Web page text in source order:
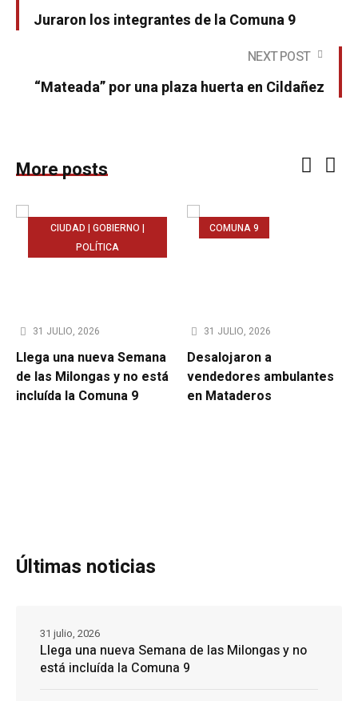
Juraron los integrantes de la Comuna 9
NEXT POST
“Mateada” por una plaza huerta en Cildañez
More posts
CIUDAD | GOBIERNO |
POLÍTICA
31 JULIO, 2026
Llega una nueva Semana
de las Milongas y no está
incluída la Comuna 9
COMUNA 9
31 JULIO, 2026
Desalojaron a
vendedores ambulantes
en Mataderos
Últimas noticias
Llega una nueva Semana de las Milongas y no
está incluída la Comuna 9
31 julio, 2026